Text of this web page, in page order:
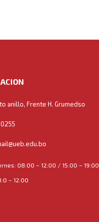
anillo, Frente H. Grumedso
08:00 – 12:00 / 15:00 – 19:00
– 12:00